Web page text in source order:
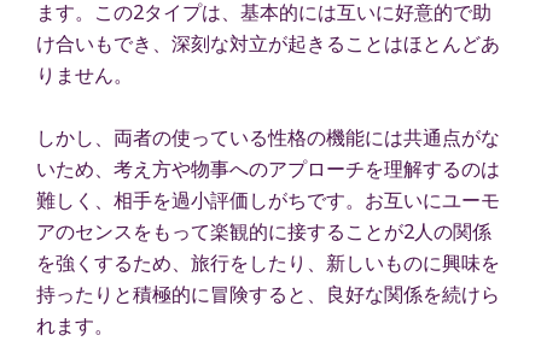
ます。この2タイプは、基本的には互いに好意的で助
け合いもでき、深刻な対立が起きることはほとんどあ
りません。
しかし、両者の使っている性格の機能には共通点がな
いため、考え方や物事へのアプローチを理解するのは
難しく、相手を過小評価しがちです。お互いにユーモ
アのセンスをもって楽観的に接することが2人の関係
を強くするため、旅行をしたり、新しいものに興味を
持ったりと積極的に冒険すると、良好な関係を続けら
れます。